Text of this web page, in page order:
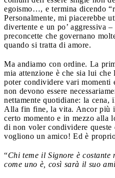
egoismo…, e termina dicendo
Personalmente, mi piacerebbe
divertente e un po’ aggressiva
preconcette che governano
quando si tratta di amore.
Ma andiamo con ordine. La
mia attenzione è che sia lui che
poter condividere vari momenti
non devono essere
nettamente quotidiane: la
Alla fin fine, la vita. Ancor più
certo momento e in mezzo alla
di non voler condividere
vogliono un amico! Ed è
“Chi teme il Signore è costante
come uno è, così sarà il suo